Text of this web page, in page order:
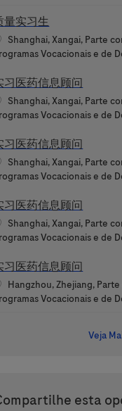
量实习生
Shanghai, Xangai, Parte
Vocacionais e de
习医药信息顾问
Shanghai, Xangai, Parte
Vocacionais e de
习医药信息顾问
Shanghai, Xangai, Parte
Vocacionais e de
习医药信息顾问
Shanghai, Xangai, Parte
Vocacionais e de
习医药信息顾问
Hangzhou, Zhejiang,
Vocacionais e de
Veja
esta